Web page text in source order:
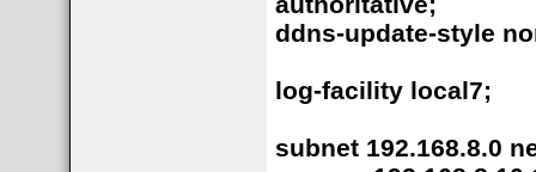
ddns-update-style
log-facility local7;
subnet 192.168.8.0